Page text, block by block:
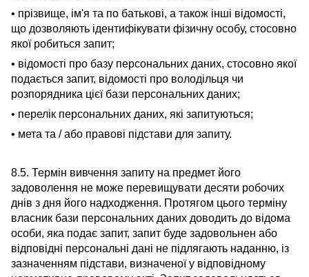
• прізвище, ім'я та по батькові, а також інші відомості,
що дозволяють ідентифікувати фізичну особу, стосовно
якої робиться запит;
• відомості про базу персональних даних, стосовно якої
подається запит, відомості про володільця чи
розпорядника цієї бази персональних даних;
• перелік персональних даних, які запитуються;
• мета та / або правові підстави для запиту.
8.5. Термін вивчення запиту на предмет його
задоволення не може перевищувати десяти робочих
днів з дня його надходження. Протягом цього терміну
власник бази персональних даних доводить до відома
особи, яка подає запит, запит буде задовольнен або
відповідні персональні дані не підлягають наданню, із
зазначенням підстави, визначеної у відповідному